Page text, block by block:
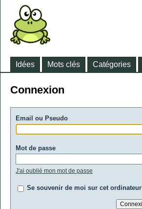
Idées Mots clés Catégories
Connexion
Email ou Pseudo
Mot de passe
J'ai oublié mon mot de passe
Se souvenir de moi sur cet ordinateur